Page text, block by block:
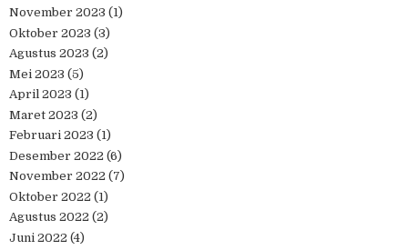
November 2023 (1)
Oktober 2023 (3)
Agustus 2023 (2)
Mei 2023 (5)
April 2023 (1)
Maret 2023 (2)
Februari 2023 (1)
Desember 2022 (6)
November 2022 (7)
Oktober 2022 (1)
Agustus 2022 (2)
Juni 2022 (4)